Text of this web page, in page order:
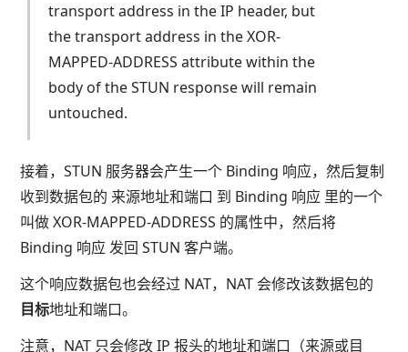
transport address in the IP header, but
the transport address in the XOR-
MAPPED-ADDRESS attribute within the
body of the STUN response will remain
untouched.
接着，STUN 服务器会产生一个 Binding 响应，然后复制
收到数据包的 来源地址和端口 到 Binding 响应 里的一个
叫做 XOR-MAPPED-ADDRESS 的属性中，然后将
Binding 响应 发回 STUN 客户端。
这个响应数据包也会经过 NAT，NAT 会修改该数据包的
目标地址和端口。
注意，NAT 只会修改 IP 报头的地址和端口（来源或目